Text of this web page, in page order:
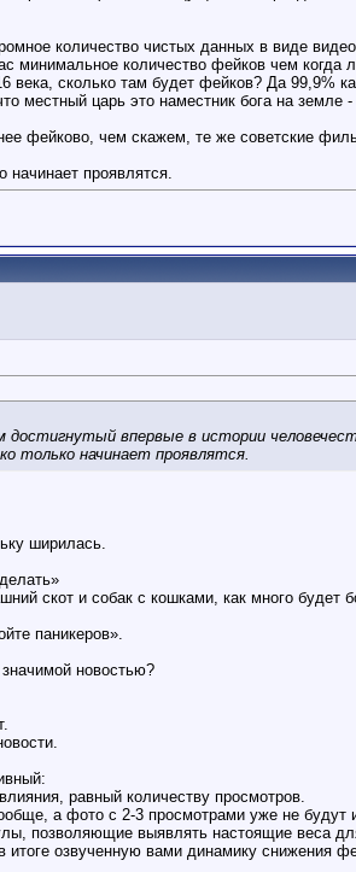
количество чистых данных в виде
минимальное количество фейков чем когда
века, сколько там будет фейков? Да
царь это наместник бога на земле -
фейково, чем скажем, те же советские
начинает проявлятся.
впервые в истории
только начинает проявлятся.
ширилась.
скот и собак с кошками, как много будет
паникеров».
новостью?
равный количеству просмотров.
а фото с 2-3 просмотрами уже не будут
позволяющие выявлять настоящие веса
озвученную вами динамику снижения